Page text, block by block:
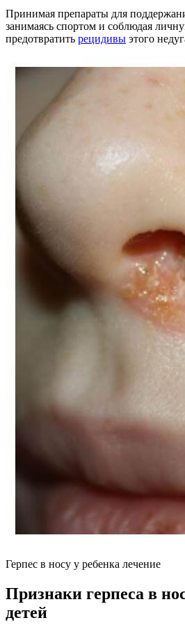
Принимая препараты для
занимаясь спортом и соблюдая
предотвратить рецидивы этого
Герпес в носу у ребенка лечение
Признаки герпеса в
детей